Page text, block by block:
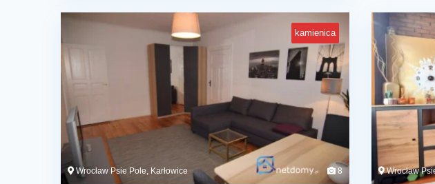
kamienica
Wrocław Psie Pole, Karłowice 8 Wrocław